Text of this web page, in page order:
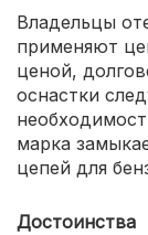
Владельцы
применяют
ценой,
оснастки
марка
цепей для
Достоинства